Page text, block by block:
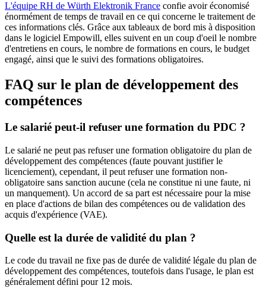
L'équipe RH de Würth Elektronik France confie avoir économisé
énormément de temps de travail en ce qui concerne le traitement de
ces informations clés. Grâce aux tableaux de bord mis à disposition
dans le logiciel Empowill, elles suivent en un coup d'oeil le nombre
d'entretiens en cours, le nombre de formations en cours, le budget
engagé, ainsi que le suivi des formations obligatoires.
FAQ sur le plan de développement des
compétences
Le salarié peut-il refuser une formation du PDC ?
Le salarié ne peut pas refuser une formation obligatoire du plan de
développement des compétences (faute pouvant justifier le
licenciement), cependant, il peut refuser une formation non-
obligatoire sans sanction aucune (cela ne constitue ni une faute, ni
un manquement). Un accord de sa part est nécessaire pour la mise
en place d'actions de bilan des compétences ou de validation des
acquis d'expérience (VAE).
Quelle est la durée de validité du plan ?
Le code du travail ne fixe pas de durée de validité légale du plan de
développement des compétences, toutefois dans l'usage, le plan est
généralement défini pour 12 mois.